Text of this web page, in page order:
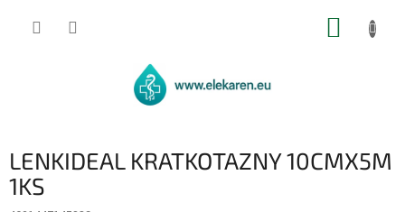
LENKIDEAL KRATKOTAZNY 10CMX5M
1KS